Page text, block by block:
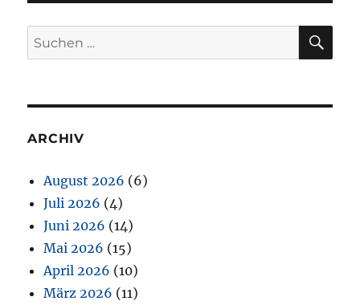
Suchen
nach:
ARCHIV
August 2026 (6)
Juli 2026 (4)
Juni 2026 (14)
Mai 2026 (15)
April 2026 (10)
März 2026 (11)